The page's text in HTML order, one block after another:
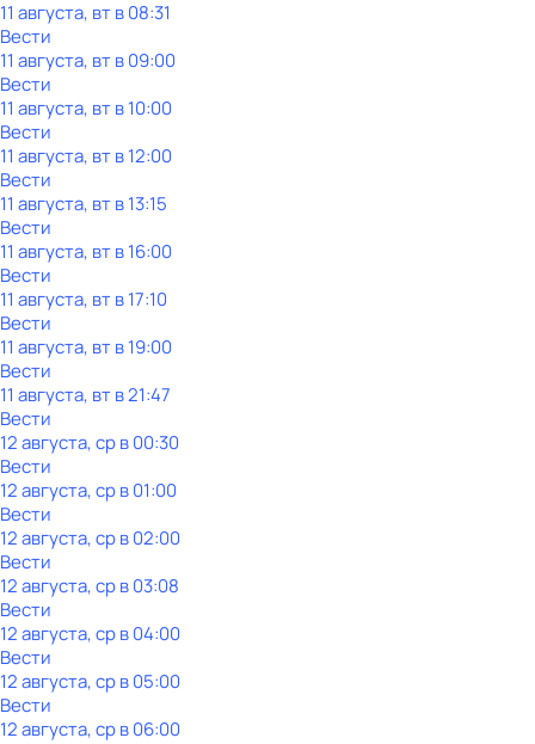
11 августа, вт в 08:31
Вести
11 августа, вт в 09:00
Вести
11 августа, вт в 10:00
Вести
11 августа, вт в 12:00
Вести
11 августа, вт в 13:15
Вести
11 августа, вт в 16:00
Вести
11 августа, вт в 17:10
Вести
11 августа, вт в 19:00
Вести
11 августа, вт в 21:47
Вести
12 августа, ср в 00:30
Вести
12 августа, ср в 01:00
Вести
12 августа, ср в 02:00
Вести
12 августа, ср в 03:08
Вести
12 августа, ср в 04:00
Вести
12 августа, ср в 05:00
Вести
12 августа, ср в 06:00